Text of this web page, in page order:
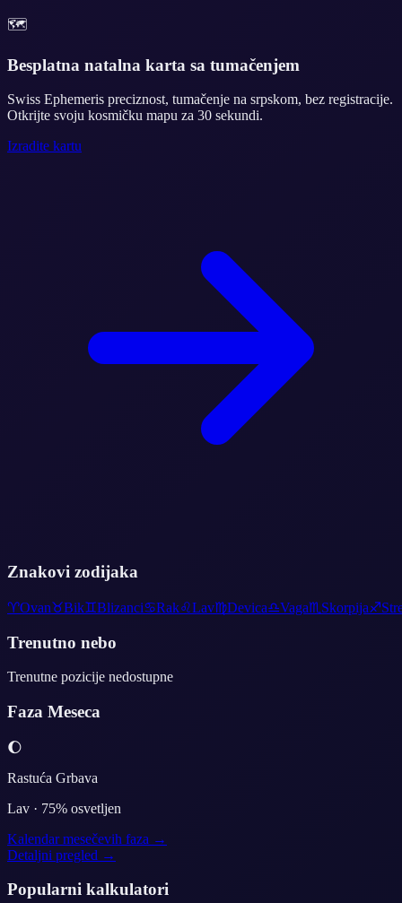
🗺️
Besplatna natalna karta sa tumačenjem
Swiss Ephemeris preciznost, tumačenje na srpskom, bez registracije.
Otkrijte svoju kosmičku mapu za 30 sekundi.
Izradite kartu
Znakovi zodijaka
♈Ovan♉Bik♊Blizanci♋Rak♌Lav♍Devica♎Vaga♏ Skorpija♐
Trenutno nebo
Trenutne pozicije nedostupne
Faza Meseca
🌔
Rastuća Grbava
Lav · 75% osvetljen
Kalendar mesečevih faza →
Detaljni pregled →
Popularni kalkulatori